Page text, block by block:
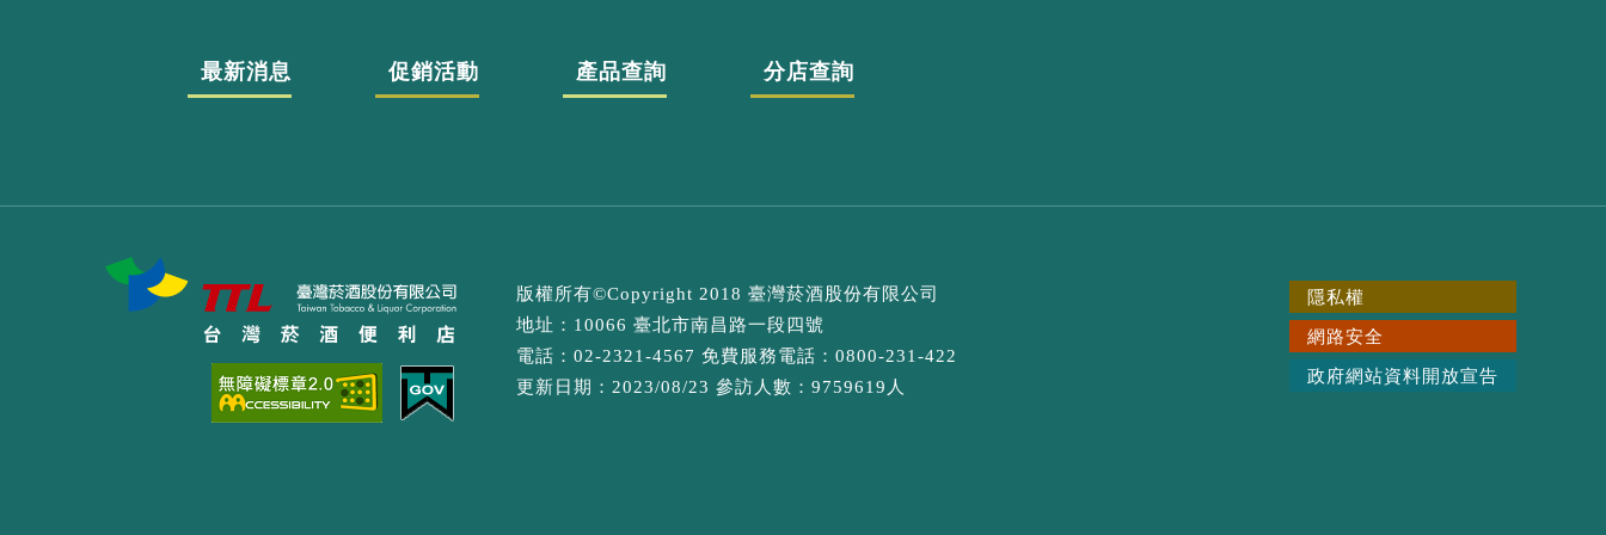
最新消息 促銷活動 產品查詢 分店查詢
版權所有©Copyright 2018 臺灣菸酒股份有限公司
地址：10066 臺北市南昌路一段四號
電話：02-2321-4567 免費服務電話：0800-231-422
更新日期：2023/08/23 參訪人數：9759619人
隱私權
網路安全
政府網站資料開放宣告